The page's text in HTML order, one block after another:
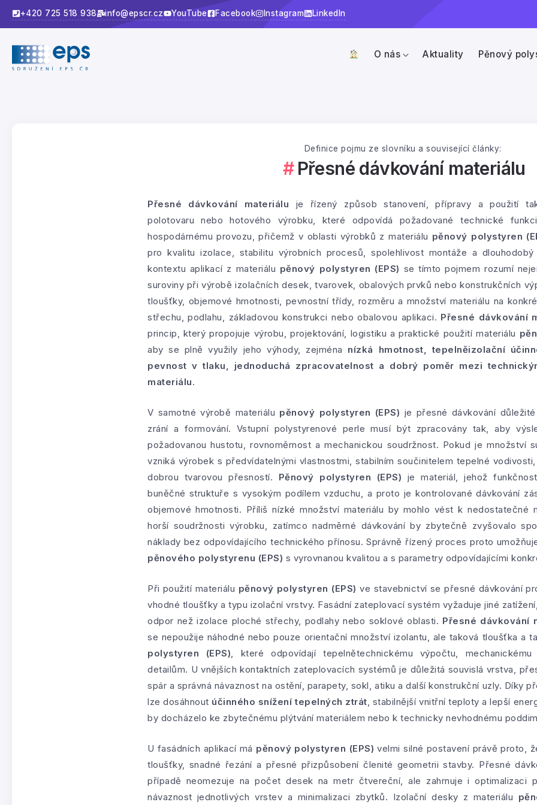
+420 725 518 938 info@epscr.cz YouTube Facebook Instagram LinkedIn
O nás Aktuality Pěnový
Definice pojmu ze slovníku a související články:
Přesné dávkování materiálu
Přesné dávkování materiálu je řízený způsob stanovení, přípravy a použití
polotovaru nebo hotového výrobku, které odpovídá požadované technické
hospodárnému provozu, přičemž v oblasti výrobků z materiálu pěnový polystyren
pro kvalitu izolace, stabilitu výrobních procesů, spolehlivost montáže a
kontextu aplikací z materiálu pěnový polystyren (EPS) se tímto pojmem rozumí
suroviny při výrobě izolačních desek, tvarovek, obalových prvků nebo konstrukčních
tloušťky, objemové hmotnosti, pevnostní třídy, rozměru a množství materiálu na
střechu, podlahu, základovou konstrukci nebo obalovou aplikaci. Přesné dávkování
princip, který propojuje výrobu, projektování, logistiku a praktické použití materiálu
aby se plně využily jeho výhody, zejména nízká hmotnost, tepelněizolační
pevnost v tlaku, jednoduchá zpracovatelnost a dobrý poměr mezi
materiálu.
V samotné výrobě materiálu pěnový polystyren (EPS) je přesné dávkování
zrání a formování. Vstupní polystyrenové perle musí být zpracovány tak, aby
požadovanou hustotu, rovnoměrnost a mechanickou soudržnost. Pokud je množství
vzniká výrobek s předvídatelnými vlastnostmi, stabilním součinitelem tepelné
dobrou tvarovou přesností. Pěnový polystyren (EPS) je materiál, jehož
buněčné struktuře s vysokým podílem vzduchu, a proto je kontrolované dávkování
objemové hmotnosti. Příliš nízké množství materiálu by mohlo vést k nedostatečné
horší soudržnosti výrobku, zatímco nadměrné dávkování by zbytečně zvyšovalo
náklady bez odpovídajícího technického přínosu. Správně řízený proces proto
pěnového polystyrenu (EPS) s vyrovnanou kvalitou a s parametry odpovídajícími
Při použití materiálu pěnový polystyren (EPS) ve stavebnictví se přesné dávkování
vhodné tloušťky a typu izolační vrstvy. Fasádní zateplovací systém vyžaduje jiné
odpor než izolace ploché střechy, podlahy nebo soklové oblasti. Přesné dávkování
se nepoužije náhodné nebo pouze orientační množství izolantu, ale taková tloušťka a
polystyren (EPS), které odpovídají tepelnětechnickému výpočtu, mechanickému
detailům. U vnějších kontaktních zateplovacích systémů je důležitá souvislá vrstva,
spár a správná návaznost na ostění, parapety, sokl, atiku a další konstrukční uzly. Díky
lze dosáhnout účinného snížení tepelných ztrát, stabilnější vnitřní teploty a lepší
by docházelo ke zbytečnému plýtvání materiálem nebo k technicky nevhodnému
U fasádních aplikací má pěnový polystyren (EPS) velmi silné postavení právě proto,
tloušťky, snadné řezání a přesné přizpůsobení členité geometrii stavby. Přesné
případě neomezuje na počet desek na metr čtvereční, ale zahrnuje i optimalizaci
návaznost jednotlivých vrstev a minimalizaci zbytků. Izolační desky z materiálu